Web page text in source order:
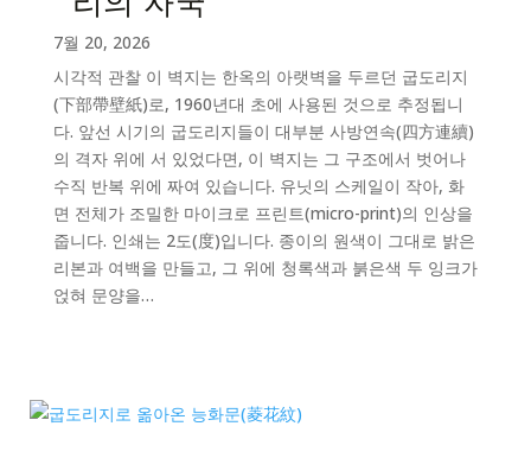
7월 20, 2026
시각적 관찰 이 벽지는 한옥의 아랫벽을 두르던 굽도리지
(下部帶壁紙)로, 1960년대 초에 사용된 것으로 추정됩니
다. 앞선 시기의 굽도리지들이 대부분 사방연속(四方連續)
의 격자 위에 서 있었다면, 이 벽지는 그 구조에서 벗어나
수직 반복 위에 짜여 있습니다. 유닛의 스케일이 작아, 화
면 전체가 조밀한 마이크로 프린트(micro-print)의 인상을
줍니다. 인쇄는 2도(度)입니다. 종이의 원색이 그대로 밝은
리본과 여백을 만들고, 그 위에 청록색과 붉은색 두 잉크가
얹혀 문양을…